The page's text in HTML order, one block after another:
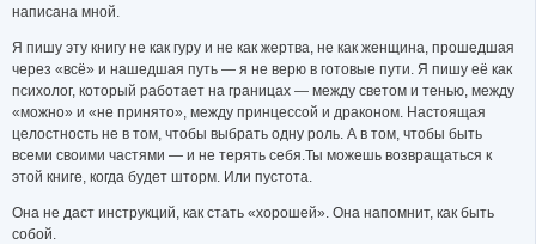
написана мной.
Я пишу эту книгу не как гуру и не как жертва, не как женщина, прошедшая
через «всё» и нашедшая путь — я не верю в готовые пути. Я пишу её как
психолог, который работает на границах — между светом и тенью, между
«можно» и «не принято», между принцессой и драконом. Настоящая
целостность не в том, чтобы выбрать одну роль. А в том, чтобы быть
всеми своими частями — и не терять себя.Ты можешь возвращаться к
этой книге, когда будет шторм. Или пустота.
Она не даст инструкций, как стать «хорошей». Она напомнит, как быть
собой.